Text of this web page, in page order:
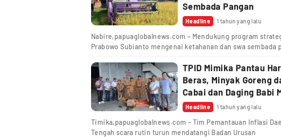
Sembada Pangan
Headline 1 tahun yang lalu
Nabire,papuaglobalnews.com – Mendukung program
Prabowo Subianto mengenai ketahanan dan swa sembada
TPID Mimika Pantau
Beras, Minyak Goreng
Cabai dan Daging Babi
Headline 1 tahun yang lalu
Timika,papuaglobalnews.com – Tim Pemantauan Inflasi
Tengah scara rutin turun mendatangi Badan Urusan